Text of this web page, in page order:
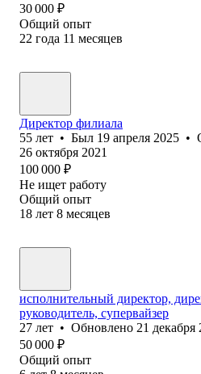
30 000 ₽
Общий опыт
22 года 11 месяцев
Директор филиала
55 лет • Был 19 апреля 2025 •
26 октября 2021
100 000 ₽
Не ищет работу
Общий опыт
18 лет 8 месяцев
исполнительный директор,
руководитель, супервайзер
27 лет • Обновлено 21 декабря
50 000 ₽
Общий опыт